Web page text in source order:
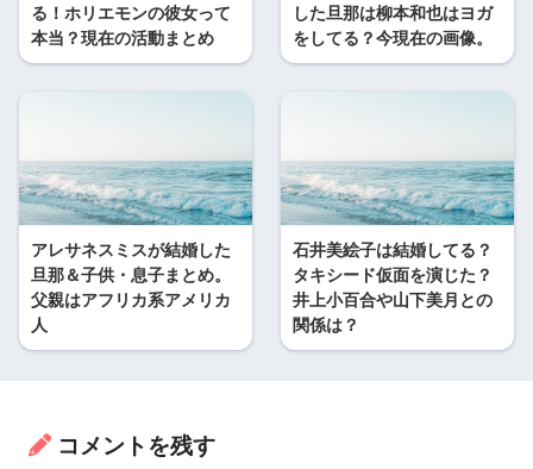
る！ホリエモンの彼女って
本当？現在の活動まとめ
した旦那は柳本和也はヨガ
をしてる？今現在の画像。
アレサネスミスが結婚した
旦那＆子供・息子まとめ。
父親はアフリカ系アメリカ
人
石井美絵子は結婚してる？
タキシード仮面を演じた？
井上小百合や山下美月との
関係は？
コメントを残す